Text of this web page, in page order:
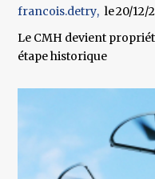
francois.detry
20/12/
Le CMH devient
étape historique